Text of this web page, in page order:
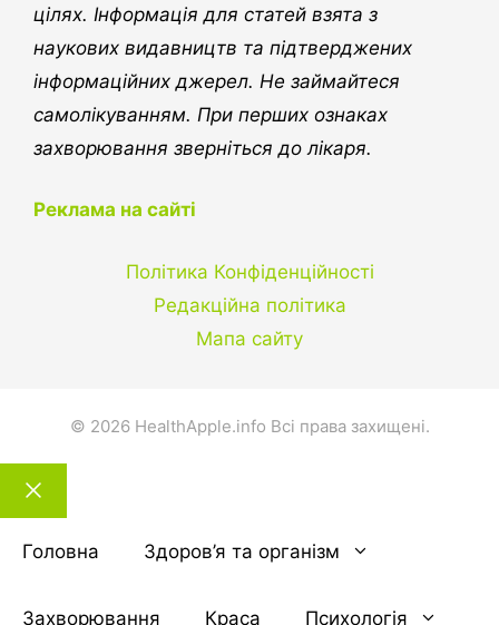
цілях. Інформація для статей взята з
наукових видавництв та підтверджених
інформаційних джерел. Не займайтеся
самолікуванням. При перших ознаках
захворювання зверніться до лікаря.
Реклама на сайті
Політика Конфіденційності
Редакційна політика
Мапа сайту
© 2026 HealthApple.info Всі права захищені.
Закрити
тему
Головна Здоров’я та організм
Захворювання Краса Психологія